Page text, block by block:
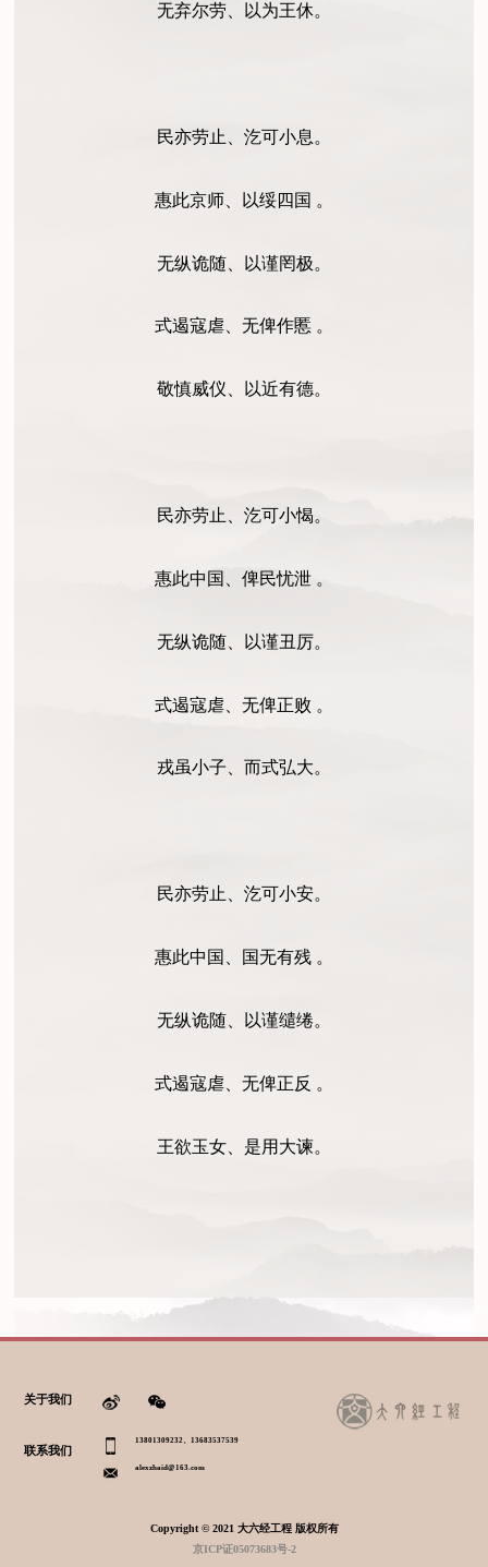
无弃尔劳、以为王休。
民亦劳止、汔可小息。
惠此京师、以绥四国 。
无纵诡随、以谨罔极。
式遏寇虐、无俾作慝 。
敬慎威仪、以近有德。
民亦劳止、汔可小愒。
惠此中国、俾民忧泄 。
无纵诡随、以谨丑厉。
式遏寇虐、无俾正败 。
戎虽小子、而式弘大。
民亦劳止、汔可小安。
惠此中国、国无有残 。
无纵诡随、以谨缱绻。
式遏寇虐、无俾正反 。
王欲玉女、是用大谏。
关于我们
联系我们
13801309232、13683537539
alexzhaid@163.com
Copyright © 2021 大六经工程 版权所有
京ICP证05073683号-2